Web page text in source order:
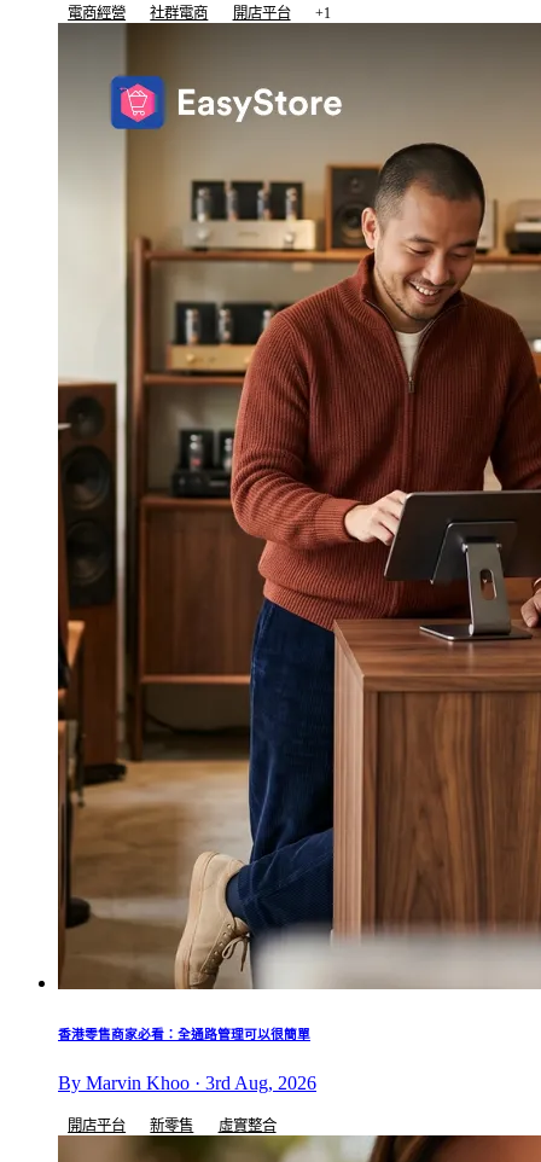
電商經營 社群電商 開店平台 +1
香港零售商家必看：全通路管理可以很簡單
By Marvin Khoo · 3rd Aug, 2026
開店平台 新零售 虛實整合